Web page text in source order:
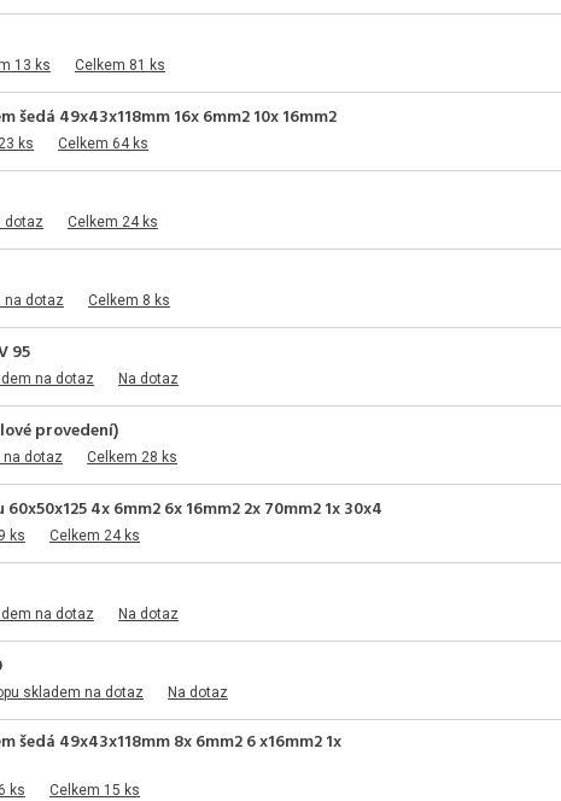
13 ks Celkem 81 ks
šedá 49x43x118mm 16x 6mm2 10x 16mm2
ks Celkem 64 ks
dotaz Celkem 24 ks
na dotaz Celkem 8 ks
95
na dotaz Na dotaz
provedení)
na dotaz Celkem 28 ks
4x 6mm2 6x 16mm2 2x 70mm2 1x 30x4
ks Celkem 24 ks
na dotaz Na dotaz
skladem na dotaz Na dotaz
šedá 49x43x118mm 8x 6mm2 6 x16mm2 1x
ks Celkem 15 ks